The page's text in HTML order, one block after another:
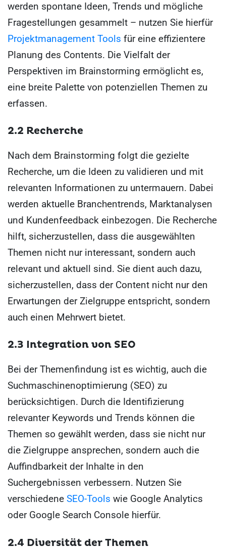
werden spontane Ideen, Trends und mögliche
Fragestellungen gesammelt – nutzen Sie hierfür
Projektmanagement Tools für eine effizientere
Planung des Contents. Die Vielfalt der
Perspektiven im Brainstorming ermöglicht es,
eine breite Palette von potenziellen Themen zu
erfassen.
2.2 Recherche
Nach dem Brainstorming folgt die gezielte
Recherche, um die Ideen zu validieren und mit
relevanten Informationen zu untermauern. Dabei
werden aktuelle Branchentrends, Marktanalysen
und Kundenfeedback einbezogen. Die Recherche
hilft, sicherzustellen, dass die ausgewählten
Themen nicht nur interessant, sondern auch
relevant und aktuell sind. Sie dient auch dazu,
sicherzustellen, dass der Content nicht nur den
Erwartungen der Zielgruppe entspricht, sondern
auch einen Mehrwert bietet.
2.3 Integration von SEO
Bei der Themenfindung ist es wichtig, auch die
Suchmaschinenoptimierung (SEO) zu
berücksichtigen. Durch die Identifizierung
relevanter Keywords und Trends können die
Themen so gewählt werden, dass sie nicht nur
die Zielgruppe ansprechen, sondern auch die
Auffindbarkeit der Inhalte in den
Suchergebnissen verbessern. Nutzen Sie
verschiedene SEO-Tools wie Google Analytics
oder Google Search Console hierfür.
2.4 Diversität der Themen